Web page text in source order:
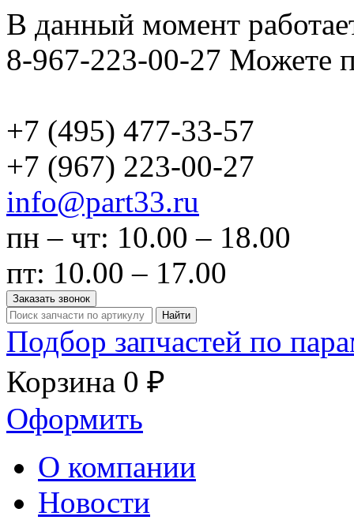
В данный момент
8-967-223-00-27 Можете
+7 (495) 477-33-57
+7 (967) 223-00-27
info@part33.ru
пн – чт: 10.00 – 18.00
пт: 10.00 – 17.00
Заказать звонок
Найти
Подбор запчастей по
Корзина 0 ₽
Оформить
О компании
Новости